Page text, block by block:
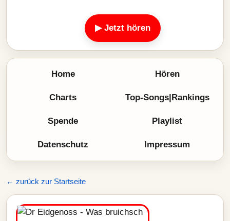
▶ Jetzt hören
Home Hören
Charts Top-Songs|Rankings
Spende Playlist
Datenschutz Impressum
← zurück zur Startseite